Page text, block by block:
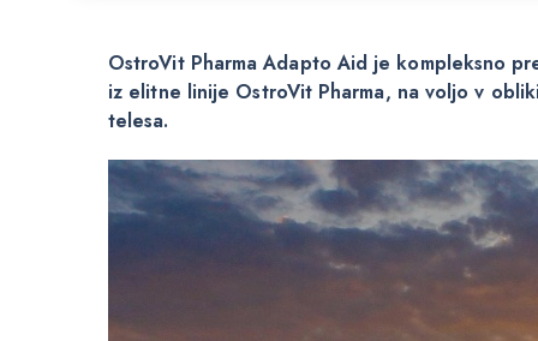
OstroVit Pharma Adapto Aid je kompleksno
iz elitne linije OstroVit Pharma, na voljo v
telesa.